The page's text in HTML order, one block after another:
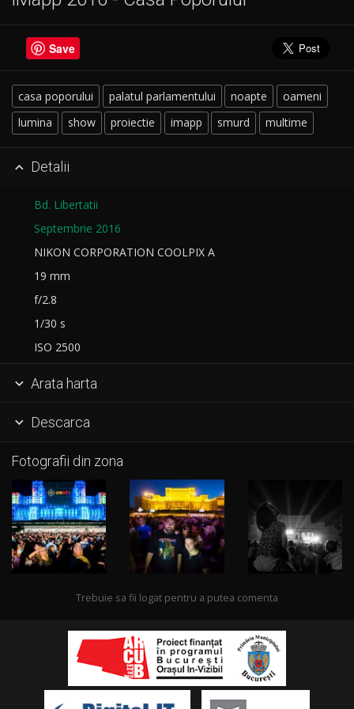
Save
casa poporului palatul parlamentului noapte
oameni
lumina
show proiectie imapp smurd multime
 Detalii
Bd. Libertatii
Septembrie 2016
NIKON CORPORATION COOLPIX A
19 mm
f/2.8
1/30 s
ISO 2500
 Arata harta
 Descarca
Fotografii din zona
Trebuie sa fii logat pentru a putea comenta